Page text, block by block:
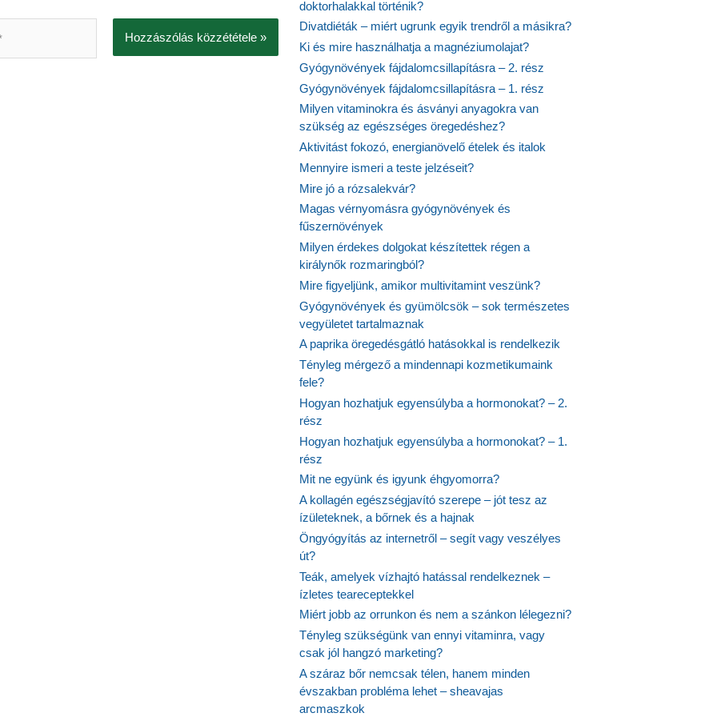
doktorhalakkal történik?
Divatdiéták – miért ugrunk egyik trendről a másikra?
Ki és mire használhatja a magnéziumolajat?
Gyógynövények fájdalomcsillapításra – 2. rész
Gyógynövények fájdalomcsillapításra – 1. rész
Milyen vitaminokra és ásványi anyagokra van
szükség az egészséges öregedéshez?
Aktivitást fokozó, energianövelő ételek és italok
Mennyire ismeri a teste jelzéseit?
Mire jó a rózsalekvár?
Magas vérnyomásra gyógynövények és
fűszernövények
Milyen érdekes dolgokat készítettek régen a
királynők rozmaringból?
Mire figyeljünk, amikor multivitamint veszünk?
Gyógynövények és gyümölcsök – sok természetes
vegyületet tartalmaznak
A paprika öregedésgátló hatásokkal is rendelkezik
Tényleg mérgező a mindennapi kozmetikumaink
fele?
Hogyan hozhatjuk egyensúlyba a hormonokat? – 2.
rész
Hogyan hozhatjuk egyensúlyba a hormonokat? – 1.
rész
Mit ne együnk és igyunk éhgyomorra?
A kollagén egészségjavító szerepe – jót tesz az
ízületeknek, a bőrnek és a hajnak
Öngyógyítás az internetről – segít vagy veszélyes
út?
Teák, amelyek vízhajtó hatással rendelkeznek –
ízletes teareceptekkel
Miért jobb az orrunkon és nem a szánkon lélegezni?
Tényleg szükségünk van ennyi vitaminra, vagy
csak jól hangzó marketing?
A száraz bőr nemcsak télen, hanem minden
évszakban probléma lehet – sheavajas
arcmaszkok